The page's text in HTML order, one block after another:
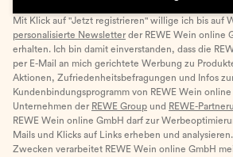
Mit Klick auf "Jetzt registrieren" willige ich bis auf
personalisierte Newsletter der REWE Wein online
erhalten. Ich bin damit einverstanden, dass die
per E-Mail an mich gerichtete Werbung zu
Aktionen, Zufriedenheitsbefragungen und Infos
Kundenbindungsprogramm von REWE Wein
Unternehmen der REWE Group und REWE-
REWE Wein online GmbH darf zur
Mails und Klicks auf Links erheben und
Zwecken verarbeitet REWE Wein online GmbH